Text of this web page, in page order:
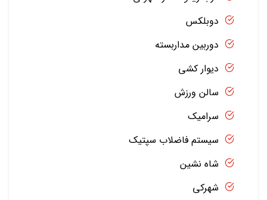
دوبلکس
دوربین مداربسته
دیوار کشی
سالن ورزش
سرامیک
سیستم فاضلاب سپتیک
شاه نشین
شهرکی